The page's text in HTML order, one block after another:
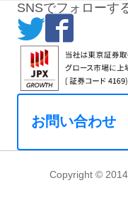
SNSでフォローす
お問い合わせ
Copyright ©